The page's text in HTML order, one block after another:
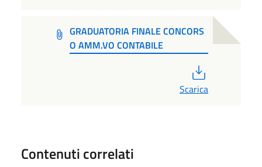
GRADUATORIA FINALE CONCORS
O AMM.VO CONTABILE
Scarica
Contenuti correlati